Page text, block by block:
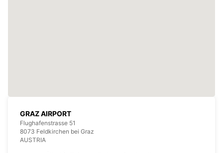
GRAZ AIRPORT
Flughafenstrasse 51
8073 Feldkirchen bei Graz
AUSTRIA